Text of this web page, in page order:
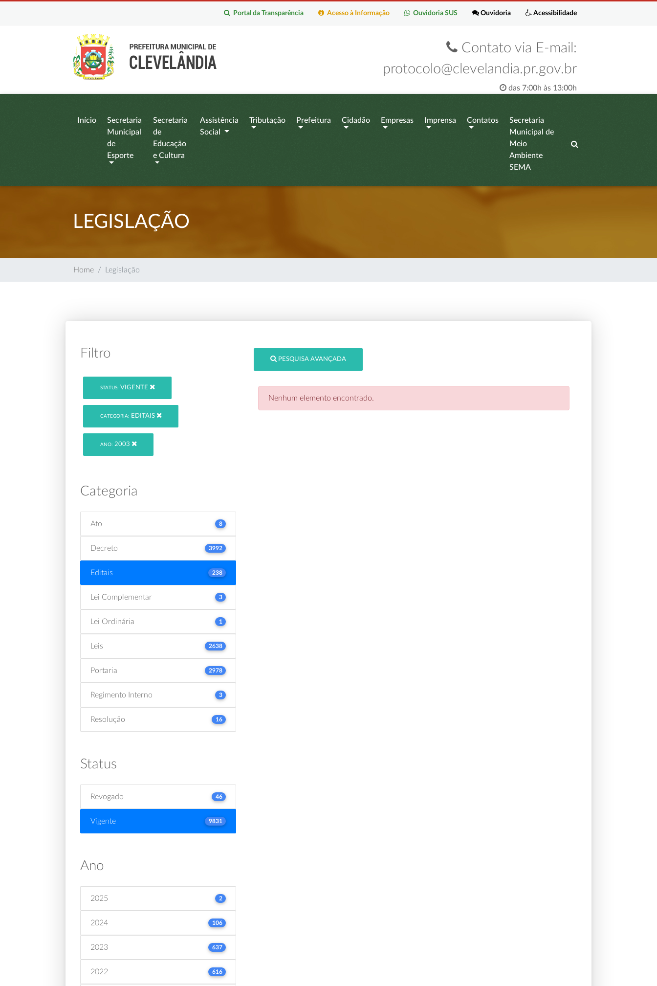
Acessibilidade
Ouvidoria
Ouvidoria SUS
Acesso à Informação
Portal da Transparência
Contato via E-mail:
protocolo@clevelandia.pr.gov.br
das 7:00h às 13:00h
Início
Secretaria
Municipal
de
Esporte
Secretaria
de
Educação
e Cultura
Assistência
Social
Tributação Prefeitura Cidadão Empresas Imprensa Contatos
Secretaria
Municipal de
Meio
Ambiente
SEMA
LEGISLAÇÃO
Home Legislação
Filtro
STATUS: VIGENTE
CATEGORIA: EDITAIS
ANO: 2003
Categoria
Ato 8
Decreto 3992
Editais 238
Lei Complementar 3
Lei Ordinária 1
Leis 2638
Portaria 2978
Regimento Interno 3
Resolução 16
Status
Revogado 46
Vigente 9831
Ano
2025 2
2024 106
2023 637
2022 616
PESQUISA AVANÇADA
Nenhum elemento encontrado.